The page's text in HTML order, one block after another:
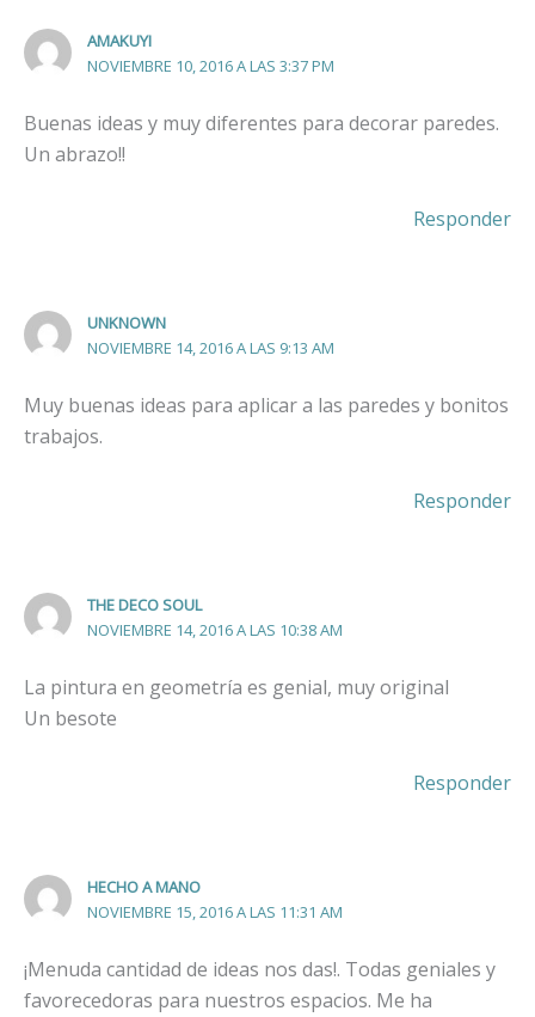
AMAKUYI
NOVIEMBRE 10, 2016 A LAS 3:37 PM
Buenas ideas y muy diferentes para decorar paredes.
Un abrazo!!
Responder
UNKNOWN
NOVIEMBRE 14, 2016 A LAS 9:13 AM
Muy buenas ideas para aplicar a las paredes y bonitos
trabajos.
Responder
THE DECO SOUL
NOVIEMBRE 14, 2016 A LAS 10:38 AM
La pintura en geometría es genial, muy original
Un besote
Responder
HECHO A MANO
NOVIEMBRE 15, 2016 A LAS 11:31 AM
¡Menuda cantidad de ideas nos das!. Todas geniales y
favorecedoras para nuestros espacios. Me ha